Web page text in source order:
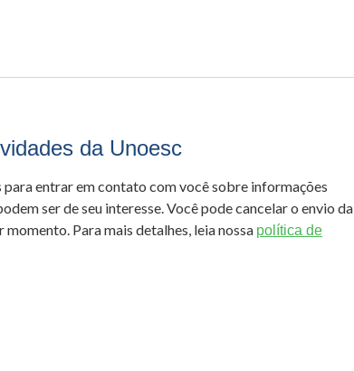
da Unoesc
para entrar em contato com você sobre informações
ser de seu interesse. Você pode cancelar o envio da
momento. Para mais detalhes, leia nossa política de